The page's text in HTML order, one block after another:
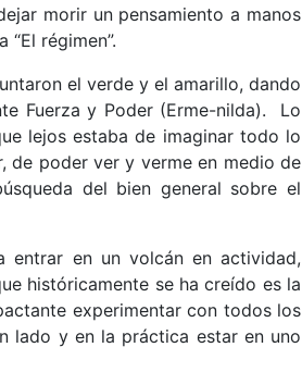
morir un pensamiento a manos
régimen”.
el verde y el amarillo, dando
Fuerza y Poder (Erme-nilda). Lo
lejos estaba de imaginar todo lo
de poder ver y verme en medio de
del bien general sobre el
entrar en un volcán en actividad,
históricamente se ha creído es la
experimentar con todos los
lado y en la práctica estar en uno